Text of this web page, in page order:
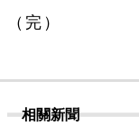
（完）
相關新聞